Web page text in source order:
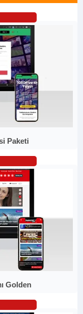
Paketi
Golden